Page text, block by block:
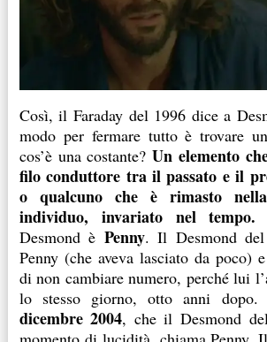
Così, il Faraday del 1996 dice a
modo per fermare tutto è trovare
cos’è una costante?Un elemento
filo conduttore tra il passato e il
o qualcuno che è rimasto
individuo, invariato nel tempo.
Desmond è Penny. Il Desmond del
Penny (che aveva lasciato da poco)
di non cambiare numero, perché lui
lo stesso giorno, otto anni
dicembre 2004, che il Desmond